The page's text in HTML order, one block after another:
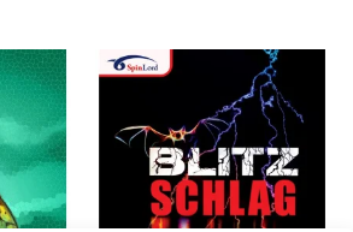
Možnosti
si
môžete
vybrať
stránke
vybrať